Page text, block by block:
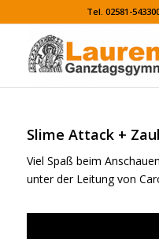
Tel. 02581-
Slime Attack +
Viel Spaß beim
unter der Leitung von